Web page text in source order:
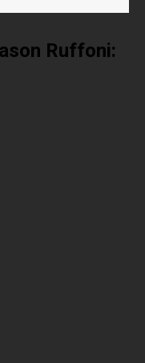
Ruffoni: